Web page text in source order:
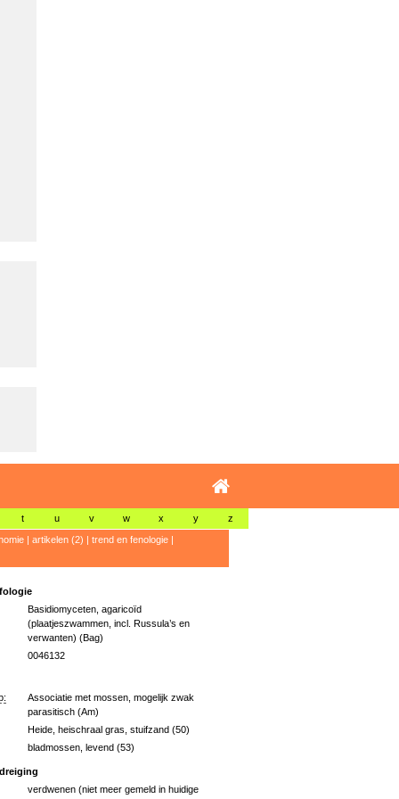
t u v w x y z
| artikelen (2) | trend en fenologie|
Basidiomyceten, agaricoïd
(plaatjeszwammen, incl. Russula’s en
verwanten) (Bag)
0046132
Associatie met mossen, mogelijk zwak
parasitisch (Am)
Heide, heischraal gras, stuifzand (50)
bladmossen, levend (53)
verdwenen (niet meer gemeld in huidige